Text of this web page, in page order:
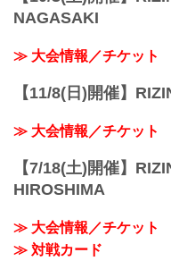
NAGASAKI
≫ 大会情報／チケット
【11/8(日)開催】
≫ 大会情報／チケット
【7/18(土)開催】
HIROSHIMA
≫ 大会情報／チケット
≫ 対戦カード